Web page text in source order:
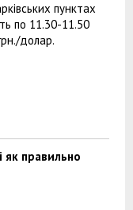
пунктах
по 11.30-11.50
долар.
як правильно